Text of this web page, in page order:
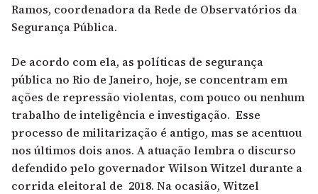
Ramos, coordenadora da Rede de Observatórios da
Segurança Pública.
De acordo com ela, as políticas de segurança
pública no Rio de Janeiro, hoje, se concentram em
ações de repressão violentas, com pouco ou nenhum
trabalho de inteligência e investigação. Esse
processo de militarização é antigo, mas se acentuou
nos últimos dois anos. A atuação lembra o discurso
defendido pelo governador Wilson Witzel durante a
corrida eleitoral de 2018. Na ocasião, Witzel